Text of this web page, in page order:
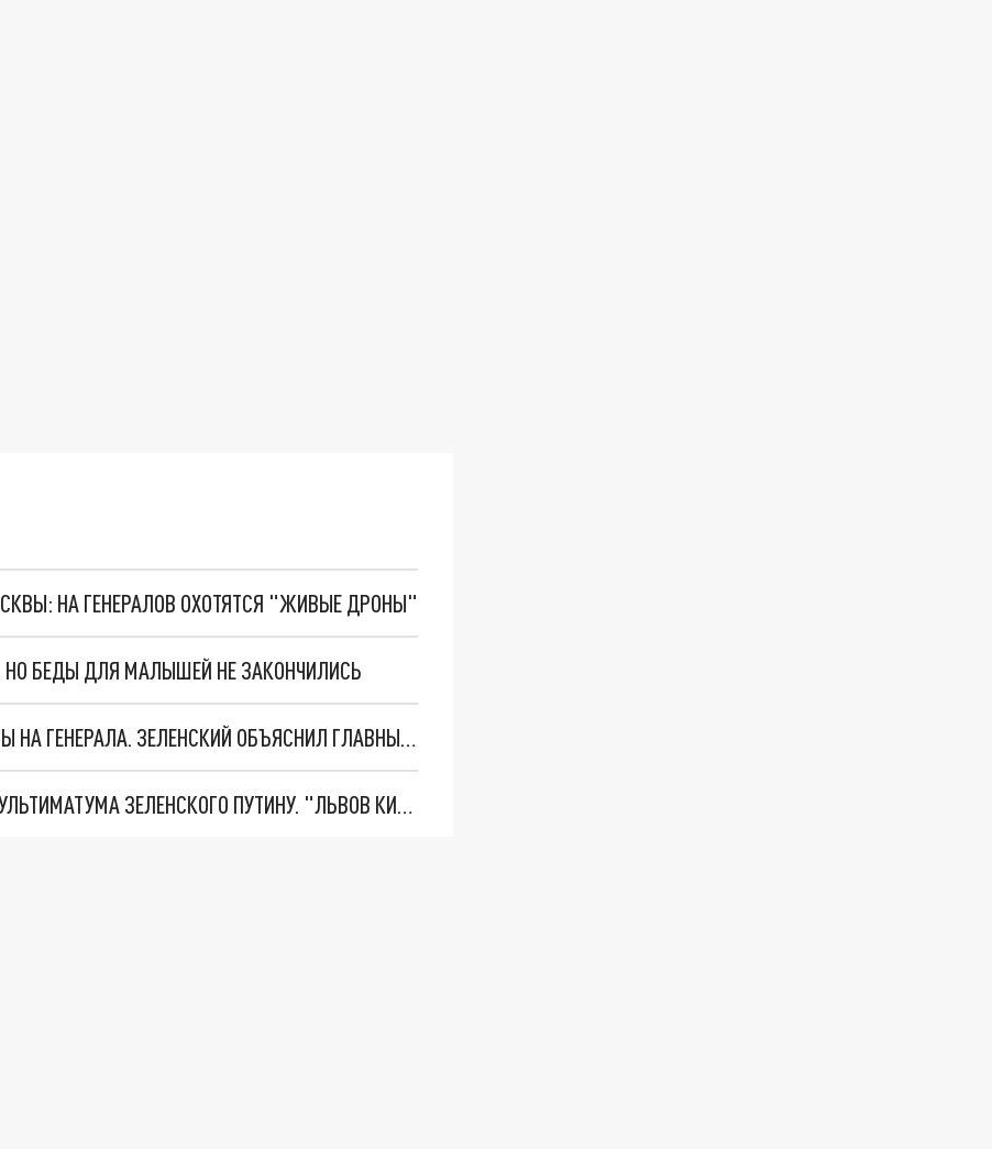
НА ГЕНЕРАЛОВ ОХОТЯТСЯ "ЖИВЫЕ ДРОНЫ"
БЕДЫ ДЛЯ МАЛЫШЕЙ НЕ ЗАКОНЧИЛИСЬ
"МЫ ВАС ЗАСТАВИМ": ЖУТКИЕ ДЕТАЛИ ОХОТЫ НА ГЕНЕРАЛА. ЗЕЛЕНСКИЙ ОБЪЯСНИЛ ГЛАВНЫЙ СМЫСЛ ТЕРАКТА В ЦЕНТРЕ МОСКВЫ
НОВОЕ МАСШТАБНЕЙШЕЕ НАСТУПЛЕНИЕ. ТРИ УЛЬТИМАТУМА ЗЕЛЕНСКОГО ПУТИНУ. "ЛЬВОВ КИМА" ПОСТАВЯТ НА ПВО? ГЛОБАЛЬНЫЙ ПРОРЫВ ПОД ЗАПОРОЖЬЕМ